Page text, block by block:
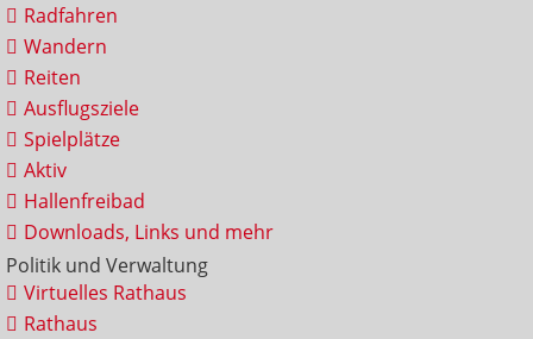
Radfahren
Wandern
Reiten
Ausflugsziele
Spielplätze
Aktiv
Hallenfreibad
Downloads, Links und mehr
Politik und Verwaltung
Virtuelles Rathaus
Rathaus